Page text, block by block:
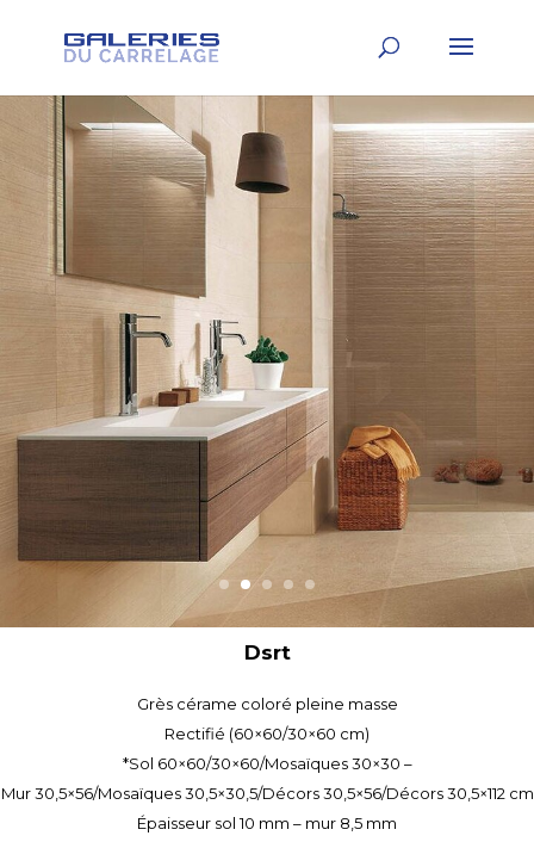
Dsrt
Grès cérame coloré pleine masse
Rectifié (60×60/30×60 cm)
*Sol 60×60/30×60/Mosaïques 30×30 –
Mur 30,5×56/Mosaïques 30,5×30,5/Décors 30,5×56/Décors 30,5×112 cm
Épaisseur sol 10 mm – mur 8,5 mm